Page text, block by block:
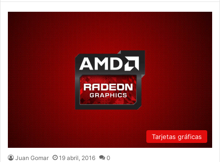
Tarjetas gráficas
Juan Gomar 19 abril, 2016 0